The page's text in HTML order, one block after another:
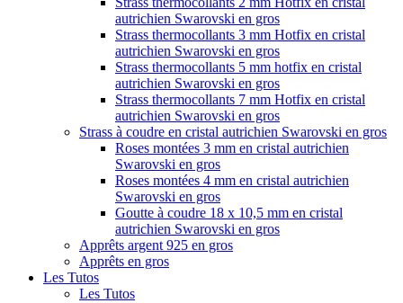
autrichien Swarovski en gros
Strass thermocollants 3 mm Hotfix en cristal
autrichien Swarovski en gros
Strass thermocollants 5 mm hotfix en cristal
autrichien Swarovski en gros
Strass thermocollants 7 mm Hotfix en cristal
autrichien Swarovski en gros
Strass à coudre en cristal autrichien Swarovski en gros
Roses montées 3 mm en cristal autrichien
Swarovski en gros
Roses montées 4 mm en cristal autrichien
Swarovski en gros
Goutte à coudre 18 x 10,5 mm en cristal
autrichien Swarovski en gros
Apprêts argent 925 en gros
Apprêts en gros
Les Tutos
Les Tutos